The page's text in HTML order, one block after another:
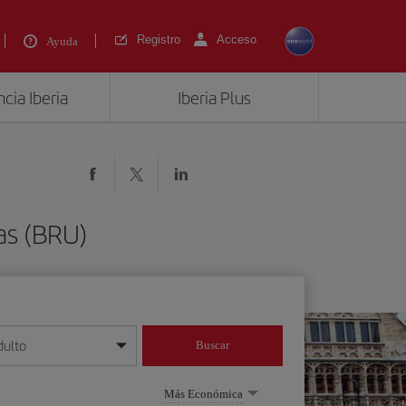
Ayuda Registro Acceso
Iberia Iberia Plus
(BRU)
mes/año
Buscar
Más Económica